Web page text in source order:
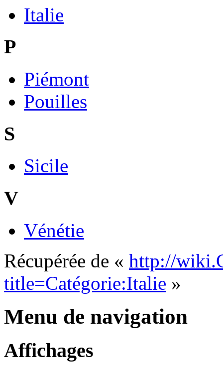
Italie
P
Piémont
Pouilles
S
Sicile
V
Vénétie
Récupérée de « http://
title=Catégorie:Italie »
Menu de navigation
Affichages